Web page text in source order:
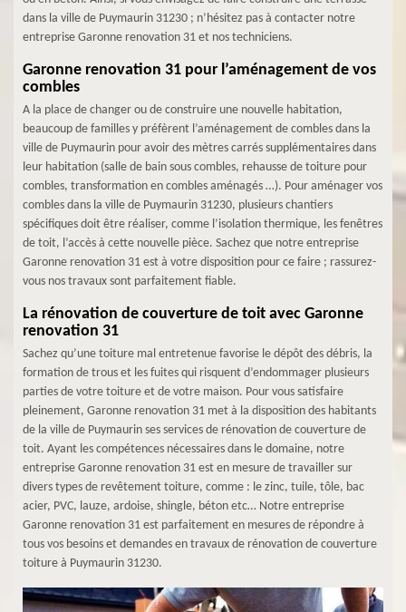
dans la ville de Puymaurin 31230 ; n’hésitez pas à contacter notre
entreprise Garonne renovation 31 et nos techniciens.
Garonne renovation 31 pour l’aménagement de vos
combles
A la place de changer ou de construire une nouvelle habitation,
beaucoup de familles y préfèrent l’aménagement de combles dans la
ville de Puymaurin pour avoir des mètres carrés supplémentaires dans
leur habitation (salle de bain sous combles, rehausse de toiture pour
combles, transformation en combles aménagés …). Pour aménager vos
combles dans la ville de Puymaurin 31230, plusieurs chantiers
spécifiques doit être réaliser, comme l’isolation thermique, les fenêtres
de toit, l’accès à cette nouvelle pièce. Sachez que notre entreprise
Garonne renovation 31 est à votre disposition pour ce faire ; rassurez-
vous nos travaux sont parfaitement fiable.
La rénovation de couverture de toit avec Garonne
renovation 31
Sachez qu’une toiture mal entretenue favorise le dépôt des débris, la
formation de trous et les fuites qui risquent d’endommager plusieurs
parties de votre toiture et de votre maison. Pour vous satisfaire
pleinement, Garonne renovation 31 met à la disposition des habitants
de la ville de Puymaurin ses services de rénovation de couverture de
toit. Ayant les compétences nécessaires dans le domaine, notre
entreprise Garonne renovation 31 est en mesure de travailler sur
divers types de revêtement toiture, comme : le zinc, tuile, tôle, bac
acier, PVC, lauze, ardoise, shingle, béton etc… Notre entreprise
Garonne renovation 31 est parfaitement en mesures de répondre à
tous vos besoins et demandes en travaux de rénovation de couverture
toiture à Puymaurin 31230.